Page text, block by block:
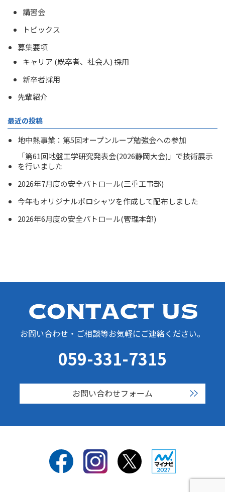
講習会
トピックス
募集要項
キャリア (既卒者、社会人) 採用
新卒者採用
先輩紹介
最近の投稿
地中熱事業：第5回オープンループ勉強会への参加
「第61回地盤工学研究発表会(2026静岡大会)」で技術展示
を行いました
2026年7月度の安全パトロール(三重工事部)
今年もオリジナルポロシャツを作成して配布しました
2026年6月度の安全パトロール(管理本部)
お問い合わせ・ご相談等お気軽にご連絡ください。
059-331-7315
お問い合わせフォーム